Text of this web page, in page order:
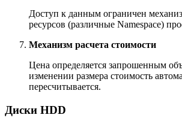
Доступ к данным ограничен
ресурсов (различные Namespace)
Механизм расчета стоимости
Цена определяется запрошенным
изменении размера стоимость
пересчитывается.
Диски HDD